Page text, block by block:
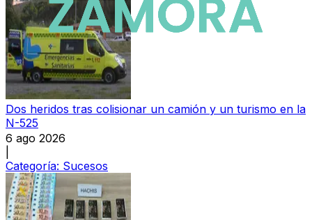
Dos heridos tras colisionar un camión y un turismo en la
N-525
6 ago 2026
Categoría: Sucesos